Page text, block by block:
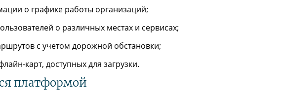
о графике работы организаций;
о различных местах и сервисах;
с учетом дорожной обстановки;
карт, доступных для загрузки.
платформой